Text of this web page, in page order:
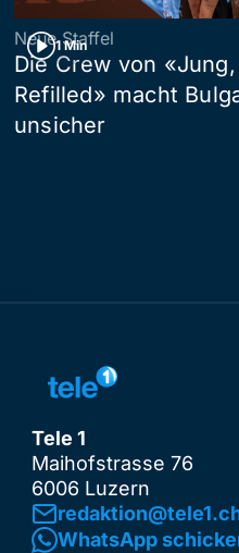
1 Min
Neue Staffel
Die Crew von
Refilled» macht
unsicher
Tele 1
Maihofstrasse 76
6006 Luzern
WhatsApp